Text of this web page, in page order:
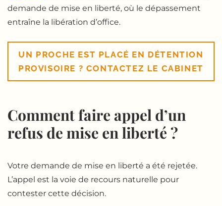
demande de mise en liberté, où le dépassement
entraîne la libération d’office.
UN PROCHE EST PLACÉ EN DÉTENTION
PROVISOIRE ? CONTACTEZ LE CABINET
Comment faire appel d’un
refus de mise en liberté ?
Votre demande de mise en liberté a été rejetée.
L’appel est la voie de recours naturelle pour
contester cette décision.